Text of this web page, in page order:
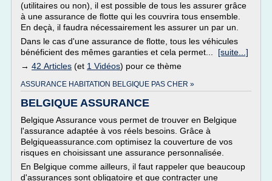
(utilitaires ou non), il est possible de tous les assurer grâce
à une assurance de flotte qui les couvrira tous ensemble.
En deçà, il faudra nécessairement les assurer un par un.
Dans le cas d'une assurance de flotte, tous les véhicules
bénéficient des mêmes garanties et cela permet... [suite...]
→ 42 Articles (et 1 Vidéos) pour ce thème
ASSURANCE HABITATION BELGIQUE PAS CHER »
BELGIQUE ASSURANCE
Belgique Assurance vous permet de trouver en Belgique
l'assurance adaptée à vos réels besoins. Grâce à
Belgiqueassurance.com optimisez la couverture de vos
risques en choisissant une assurance personnalisée.
En Belgique comme ailleurs, il faut rappeler que beaucoup
d'assurances sont obligatoire et que contracter une